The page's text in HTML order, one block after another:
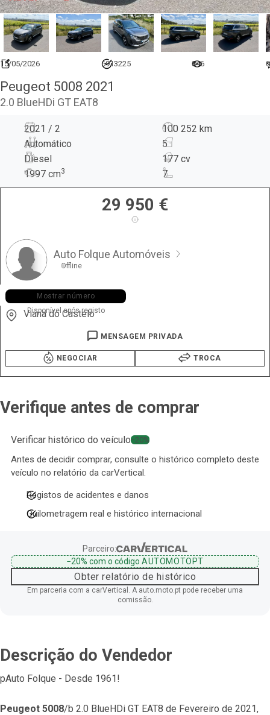
15/05/2026 6913225 846 0
Peugeot 5008 2021
2.0 BlueHDi GT EAT8
2021 / 2
100 252 km
Automático
5
Diesel
177 cv
1997 cm3 7
29 950 €
Auto Folque Automóveis
Offline
+351 962 ••• •31
Mostrar número
Disponível após registo
Viana do Castelo
MENSAGEM PRIVADA
NEGOCIAR TROCA
Verifique antes de comprar
Verificar histórico do veículo−20%
Antes de decidir comprar, consulte o histórico completo deste
veículo no relatório da carVertical.
Registos de acidentes e danos
Quilometragem real e histórico internacional
Parceiro:
−20%com o código AUTOMOTOPT
Obter relatório de histórico
Em parceria com a carVertical. A auto.moto.pt pode receber uma
comissão.
Descrição do Vendedor
pAuto Folque - Desde 1961!
Peugeot 5008/b 2.0 BlueHDi GT EAT8 de Fevereiro de 2021,